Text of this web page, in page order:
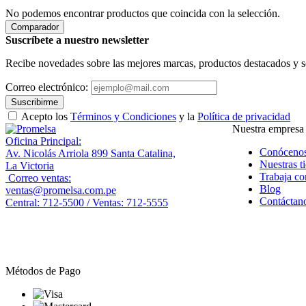
No podemos encontrar productos que coincida con la selección.
Comparador
Suscríbete a nuestro newsletter
Recibe novedades sobre las mejores marcas, productos destacados y
Correo electrónico:
Suscribirme
Acepto los Términos y Condiciones y la Política de privacidad
Oficina Principal:
Av. Nicolás Arriola 899 Santa Catalina,
La Victoria
Correo ventas:
ventas@promelsa.com.pe
Central: 712-5500 / Ventas: 712-5555
Nuestra empresa
Nuestras
Trabaja
Blog
Métodos de Pago